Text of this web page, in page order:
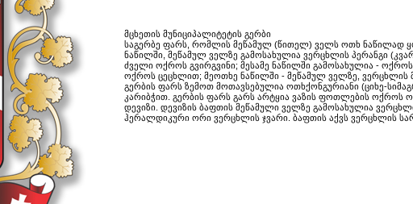
ნიმუში
მცხეთის მუნიციპალიტეტის გერბი
საგერბე ფარს, რომლის მეწამულ (წითელ) ველს ოთხ ნაწილად
ნაწილში, მეწამულ ველზე გამოსახულია ვერცხლის პერანგი
ძველი ოქროს გვირგვინი; მესამე ნაწილში გამოსახულია -
ოქროს ცეცხლით; მეოთხე ნაწილში - მეწამულ ველზე,
გერბის ფარს ზემოთ მოთავსებულია ოთხქონგურიანი (ციხე-
კარიბჭით. გერბის ფარს გარს არტყია ვაზის ფოთლების ოქროს
დევიზი. დევიზის ბაფთის მეწამული ველზე გამოსახულია
ჰერალდიკური ორი ვერცხლის ჯვარი. ბაფთის აქვს ვერცხლის